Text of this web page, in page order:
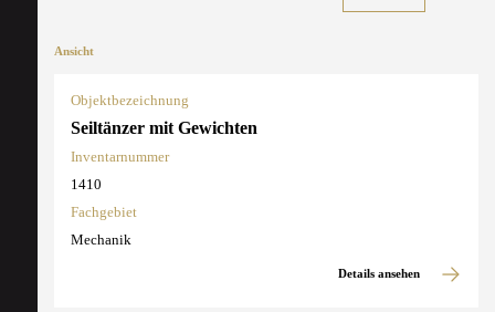
Ansicht
Objektbezeichnung
Seiltänzer mit Gewichten
Inventarnummer
1410
Fachgebiet
Mechanik
Details ansehen